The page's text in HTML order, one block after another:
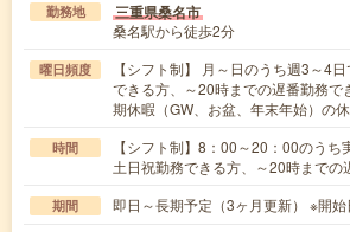
勤務地 三重県桑名市
桑名駅から徒歩2分
曜日頻度
【シフト制】 月～日のうち週3～4
できる方、～20時までの遅番勤務で
期休暇（GW、お盆、年末年始）の
時間
【シフト制】8：00～20：00のう
土日祝勤務できる方、～20時まで
期間 即日～長期予定（3ヶ月更新） ※開